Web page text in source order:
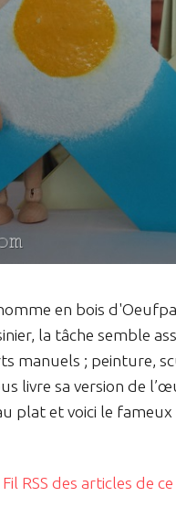
en bois
la tâche semble
manuels ; peinture,
livre sa version de
plat et voici le
Fil RSS des articles de